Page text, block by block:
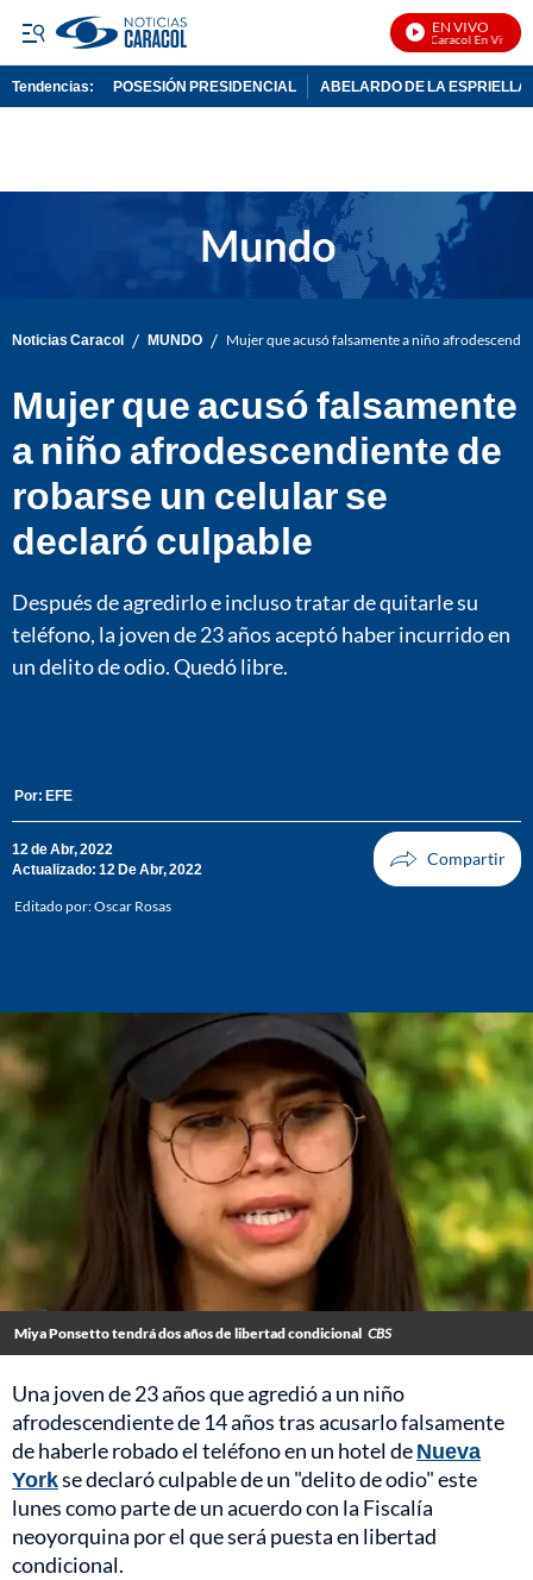
EN VIVO
Noticias Caracol En Vivo
Tendencias: POSESIÓN PRESIDENCIAL ABELARDO DE LA ESPRIELLA
Noticias Caracol / MUNDO / Mujer que acusó falsamente a niño
Mujer que acusó falsamente
a niño afrodescendiente de
robarse un celular se
declaró culpable
Después de agredirlo e incluso tratar de quitarle su
teléfono, la joven de 23 años aceptó haber incurrido en
un delito de odio. Quedó libre.
Por: EFE
12 de Abr, 2022
Actualizado: 12 De Abr, 2022
Editado por:Oscar Rosas
Miya Ponsetto tendrá dos años de libertad condicional CBS
Una joven de 23 años que agredió a un niño
afrodescendiente de 14 años tras acusarlo falsamente
de haberle robado el teléfono en un hotel deNueva
Yorkse declaró culpable de un "delito de odio" este
lunes como parte de un acuerdo con la Fiscalía
neoyorquina por el que será puesta en libertad
condicional.